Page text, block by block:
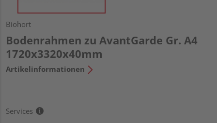
Biohort
Bodenrahmen zu AvantGarde Gr. A4
1720x3320x40mm
Artikelinformationen
Services